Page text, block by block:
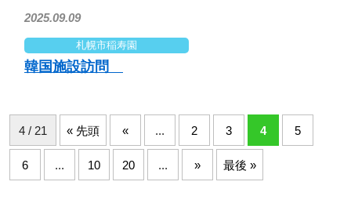
2025.09.09
札幌市稲寿園
韓国施設訪問
4 / 21 « 先頭 « ... 2 3 4 5
6 ... 10 20 ... » 最後 »